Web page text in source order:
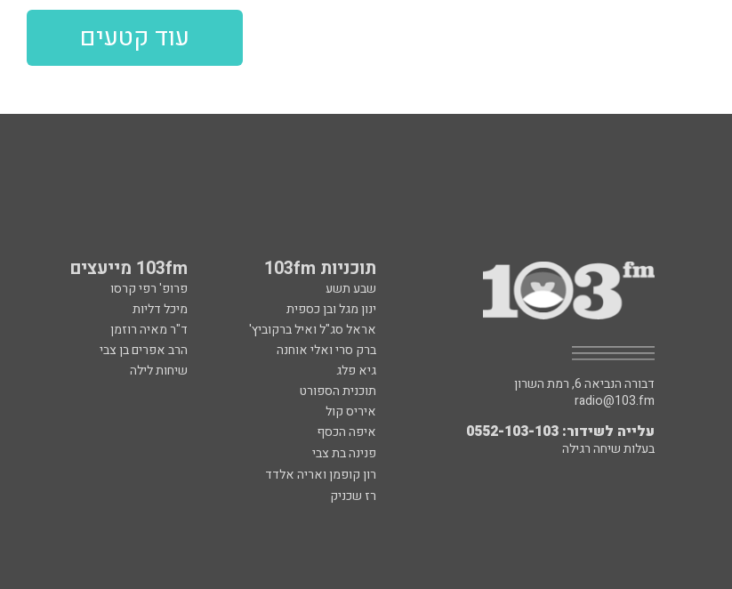
עוד קטעים
תוכניות 103fm 103fm מייעצים
שבע תשע פרופ' רפי קרסו
ינון מגל ובן כספית
מיכל דליות
אראל סג"ל ואיל ברקוביץ'
ד"ר מאיה רוזמן
ברק סרי ואלי אוחנה
הרב אפרים בן צבי
גיא פלג
שיחות לילה
תוכנית הספורט
איריס קול
איפה הכסף
פנינה בת צבי
רון קופמן ואריה אלדד
רז שכניק
דבורה הנביאה 6, רמת השרון
radio@103.fm
עלייה לשידור: 0552-103-103
בעלות שיחה רגילה